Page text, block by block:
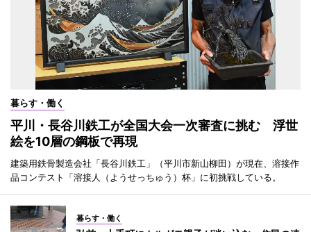
暮らす・働く
平川・長谷川鉄工が全国大会一次審査に挑む 浮世
絵を10層の鋼板で再現
建築用鉄骨製造会社「長谷川鉄工」（平川市新山柳田）が現在、溶接作
品コンテスト「溶接人（ようせっちゅう）杯」に初挑戦している。
暮らす・働く